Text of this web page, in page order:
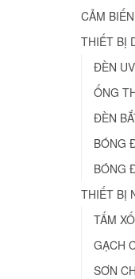
CẢM
THIẾT BỊ
ĐÈN
ỐNG
ĐÈN
BÓNG
BÓNG
THIẾT BỊ
TẤM
GẠCH
SƠN